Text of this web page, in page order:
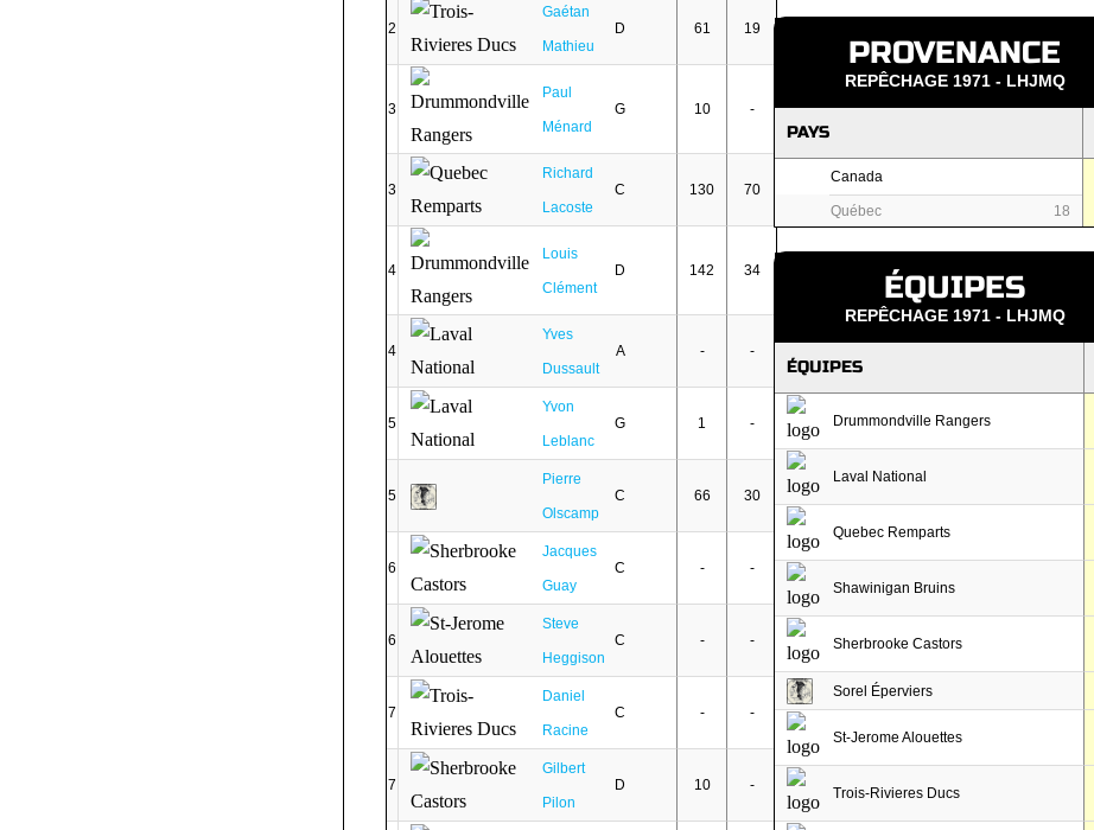
2
Gaétan
Mathieu
D 61 19
3
Paul
Ménard
G 10 -
3
Richard
Lacoste
C 130 70
4
Louis
Clément
D 142 34
4
Yves
Dussault
A - -
5
Yvon
Leblanc
G 1 -
5
Pierre
Olscamp
C 66 30
6
Jacques
Guay
C - -
6
Steve
Heggison
C - -
7
Daniel
Racine
C - -
7
Gilbert
Pilon
D 10 -
PROVENANCE
REPÊCHAGE 1971 - LHJMQ
PAYS
Canada
Québec 18
ÉQUIPES
REPÊCHAGE 1971 - LHJMQ
ÉQUIPES
Drummondville Rangers
Laval National
Quebec Remparts
Shawinigan Bruins
Sherbrooke Castors
Sorel Éperviers
St-Jerome Alouettes
Trois-Rivieres Ducs